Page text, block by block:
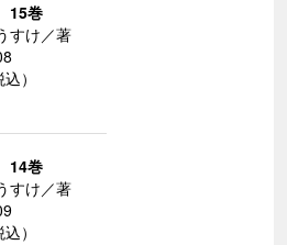
15巻
すけ／著
）
14巻
すけ／著
）